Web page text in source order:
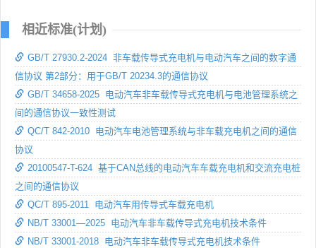
相近标准(计划)
GB/T 27930.2-2024 非车载传导式充电机与电动汽车之间的数字通
信协议 第2部分：用于GB/T 20234.3的通信协议
GB/T 34658-2025 电动汽车非车载传导式充电机与电池管理系统之
间的通信协议一致性测试
QC/T 842-2010 电动汽车电池管理系统与非车载充电机之间的通信
协议
20100547-T-624 基于CAN总线的电动汽车车载充电机和交流充电桩
之间的通信协议
QC/T 895-2011 电动汽车用传导式车载充电机
NB/T 33001—2025 电动汽车非车载传导式充电机技术条件
NB/T 33001-2018 电动汽车非车载传导式充电机技术条件